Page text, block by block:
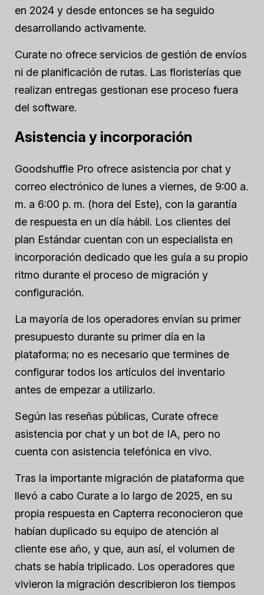
en 2024 y desde entonces se ha seguido
desarrollando activamente.
Curate no ofrece servicios de gestión de envíos
ni de planificación de rutas. Las floristerías que
realizan entregas gestionan ese proceso fuera
del software.
Asistencia y incorporación
Goodshuffle Pro ofrece asistencia por chat y
correo electrónico de lunes a viernes, de 9:00 a.
m. a 6:00 p. m. (hora del Este), con la garantía
de respuesta en un día hábil. Los clientes del
plan Estándar cuentan con un especialista en
incorporación dedicado que les guía a su propio
ritmo durante el proceso de migración y
configuración.
La mayoría de los operadores envían su primer
presupuesto durante su primer día en la
plataforma; no es necesario que termines de
configurar todos los artículos del inventario
antes de empezar a utilizarlo.
Según las reseñas públicas, Curate ofrece
asistencia por chat y un bot de IA, pero no
cuenta con asistencia telefónica en vivo.
Tras la importante migración de plataforma que
llevó a cabo Curate a lo largo de 2025, en su
propia respuesta en Capterra reconocieron que
habían duplicado su equipo de atención al
cliente ese año, y que, aun así, el volumen de
chats se había triplicado. Los operadores que
vivieron la migración describieron los tiempos